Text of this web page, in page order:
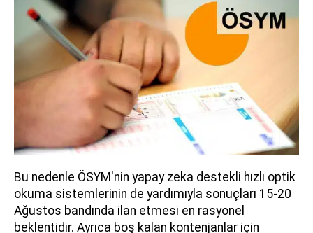
Bu nedenle ÖSYM'nin yapay zeka destekli hızlı optik
okuma sistemlerinin de yardımıyla sonuçları 15-20
Ağustos bandında ilan etmesi en rasyonel
beklentidir. Ayrıca boş kalan kontenjanlar için